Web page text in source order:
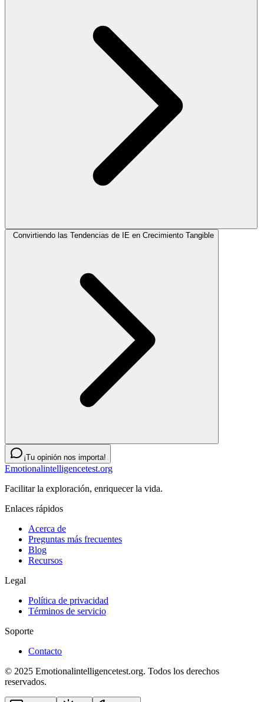
Convirtiendo las Tendencias de IE en Crecimiento Tangible
¡Tu opinión nos importa!
Emotionalintelligencetest.org
Facilitar la exploración, enriquecer la vida.
Enlaces rápidos
Acerca de
Preguntas más frecuentes
Blog
Recursos
Legal
Política de privacidad
Términos de servicio
Soporte
Contacto
© 2025 Emotionalintelligencetest.org. Todos los derechos
reservados.